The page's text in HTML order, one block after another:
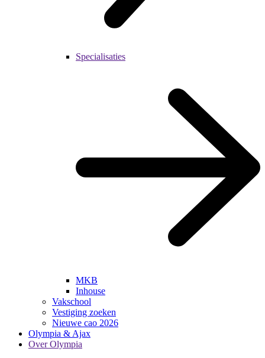
Specialisaties
MKB
Inhouse
Vakschool
Vestiging zoeken
Nieuwe cao 2026
Olympia & Ajax
Over Olympia